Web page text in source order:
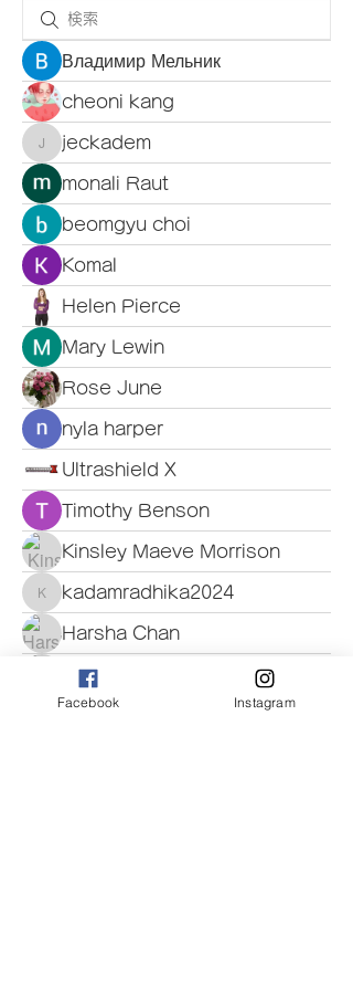
Владимир Мельник
cheoni kang
jeckadem
jeckadem
monali Raut
beomgyu choi
Komal
Helen Pierce
Mary Lewin
Rose June
nyla harper
Ultrashield X
Timothy Benson
Kinsley Maeve Morrison
kadamradhika2024
kadamradhika2024
Harsha Chan
Mason Green
Facebook Instagram